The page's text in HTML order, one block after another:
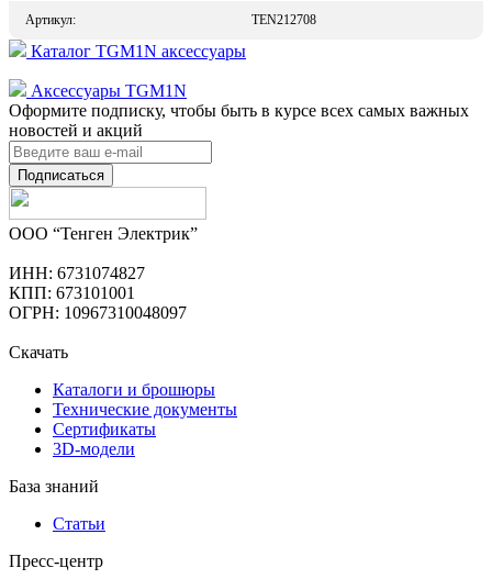
Артикул: TEN212708
Каталог TGM1N аксессуары
Аксессуары TGM1N
Оформите подписку, чтобы быть в курсе всех самых важных
новостей и акций
Подписаться
ООО “Тенген Электрик”
ИНН: 6731074827
КПП: 673101001
ОГРН: 10967310048097
Скачать
Каталоги и брошюры
Технические документы
Сертификаты
3D-модели
База знаний
Статьи
Пресс-центр